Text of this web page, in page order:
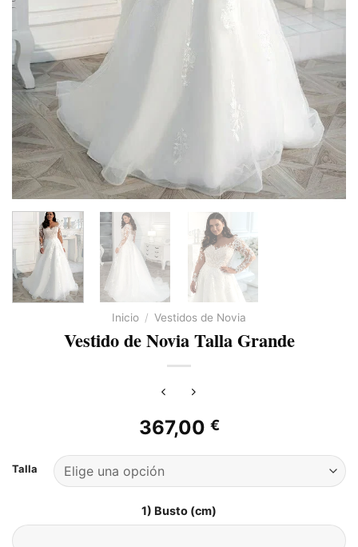
Inicio / Vestidos de Novia
Vestido de Novia Talla Grande
367,00 €
Talla
1) Busto (cm)